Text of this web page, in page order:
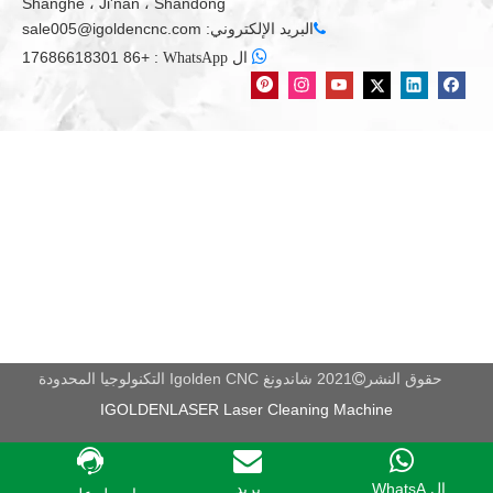
البريد الإلكتروني: sale005@igoldencnc.com

ال WhatsApp :
+86 17686618301
ال WhatsA... بريد
حقوق النشر 2021 شاندونغ Igolden CNC التكنولوجيا المحدودة
IGOLDENLASER Laser Cleaning Machine